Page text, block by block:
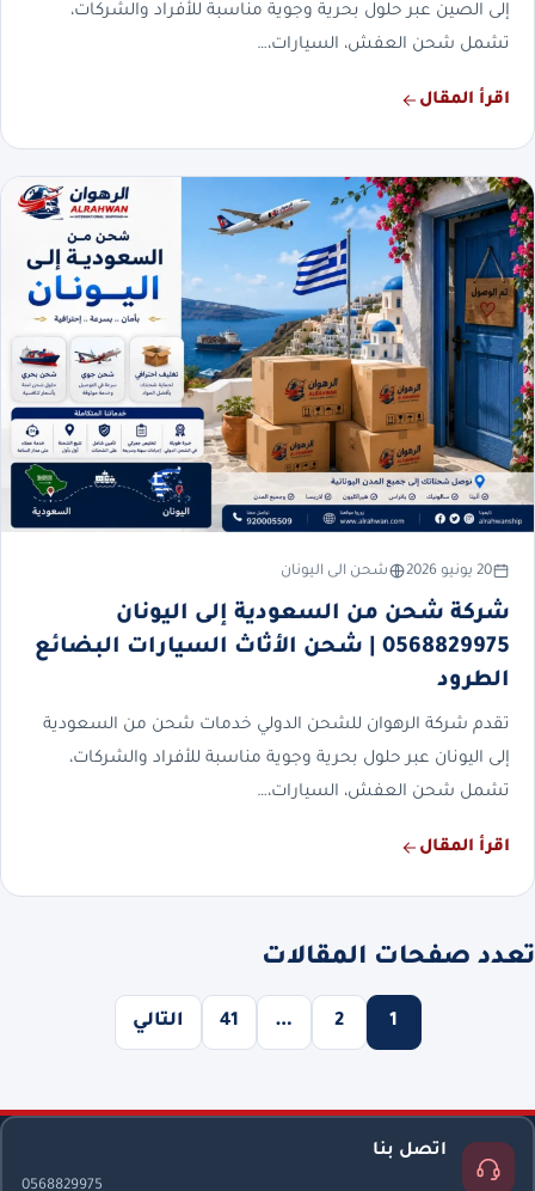
إلى الصين عبر حلول بحرية وجوية مناسبة للأفراد والشركات،
تشمل شحن العفش، السيارات،…
اقرأ المقال
20 يونيو 2026 شحن الى اليونان
شركة شحن من السعودية إلى اليونان
0568829975 | شحن الأثاث السيارات البضائع
الطرود
تقدم شركة الرهوان للشحن الدولي خدمات شحن من السعودية
إلى اليونان عبر حلول بحرية وجوية مناسبة للأفراد والشركات،
تشمل شحن العفش، السيارات،…
اقرأ المقال
تعدد صفحات المقالات
1
2
…
41 التالي
اتصل بنا
0568829975